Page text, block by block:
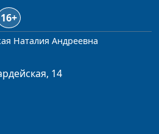
16+
Наталия Андреевна
14